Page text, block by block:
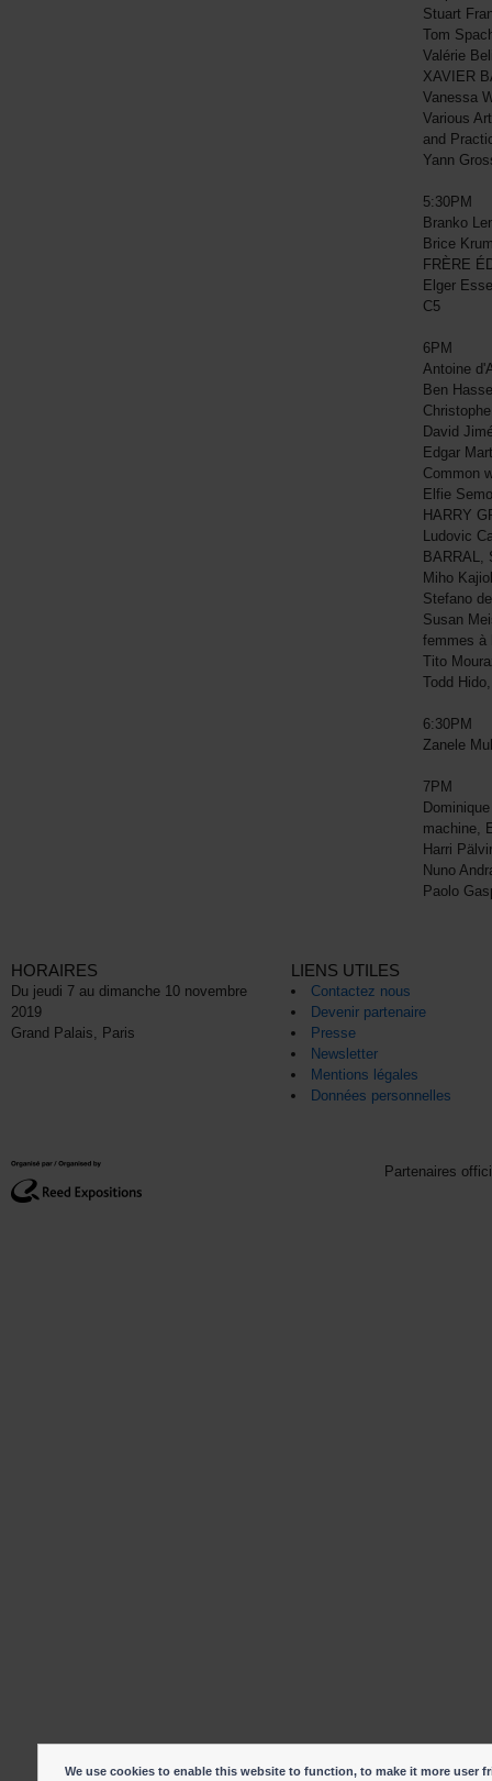
Stuart
Tom
Valérie
XAVIER
Vanessa
Various
and
Yann
5:30PM
Branko
Brice
FRÈRE
Elger
C5
6PM
Antoine
Ben
David
Edgar
Common
Elfie
HARRY
Ludovic
BARRAL,
Miho
Stefano
Susan
femmes à
Tito
Todd
6:30PM
Zanele
7PM
machine,
Harri
Nuno
Paolo
HORAIRES
Du jeudi 7 au dimanche 10 novembre
2019
Grand Palais, Paris
LIENS UTILES
Contactez nous
Devenir partenaire
Presse
Newsletter
Mentions légales
Données personnelles
Partenaires
We use cookies to enable this website to function, to make it more